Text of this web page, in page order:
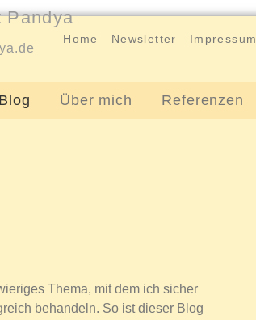
Home Newsletter Impressum
Pandya
Blog Über mich Referenzen
Thema, mit dem ich sicher
behandeln. So ist dieser Blog